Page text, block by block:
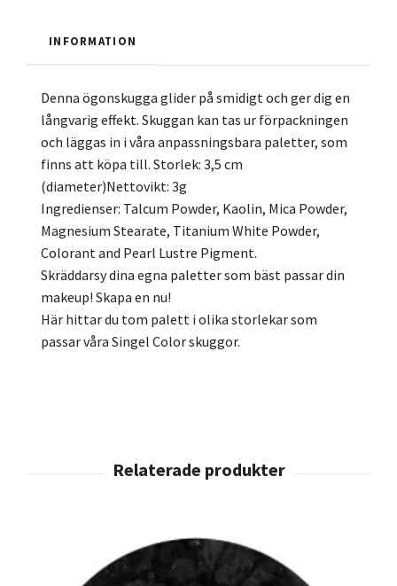
INFORMATION
Denna ögonskugga glider på smidigt och ger dig en
långvarig effekt. Skuggan kan tas ur förpackningen
och läggas in i våra anpassningsbara paletter, som
finns att köpa till. Storlek: 3,5 cm
(diameter)Nettovikt: 3g
Ingredienser: Talcum Powder, Kaolin, Mica Powder,
Magnesium Stearate, Titanium White Powder,
Colorant and Pearl Lustre Pigment.
Skräddarsy dina egna paletter som bäst passar din
makeup! Skapa en nu!
Här hittar du tom palett i olika storlekar som
passar våra Singel Color skuggor.